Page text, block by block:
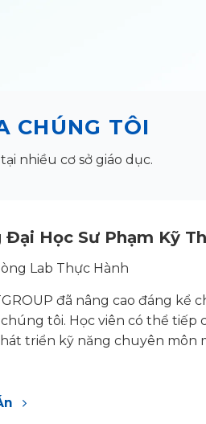
CHÚNG TÔI
nhiều cơ sở giáo dục.
Đại Học Sư Phạm Kỹ
Lab Thực Hành
đã nâng cao đáng kể
tôi. Học viên có thể tiếp
triển kỹ năng chuyên môn